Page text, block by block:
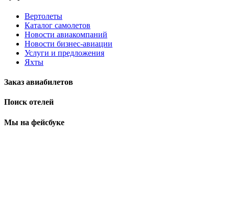
Вертолеты
Каталог самолетов
Новости авиакомпаний
Новости бизнес-авиации
Услуги и предложения
Яхты
Заказ авиабилетов
Поиск отелей
Мы на фейсбуке